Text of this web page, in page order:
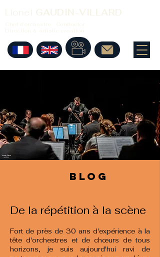
Lionel GAUDIN-VILLARD
Chef d'orchestre . Conductor
Direction & artistic creation
BLOG
De la répétition à la scène
Fort de près de 30 ans d'expérience à la
tête d'orchestres et de chœurs de tous
horizons, je suis aujourd'hui ravi de